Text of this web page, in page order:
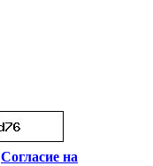
Согласие на